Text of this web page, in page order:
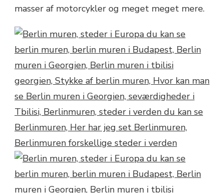
masser af motorcykler og meget meget mere.